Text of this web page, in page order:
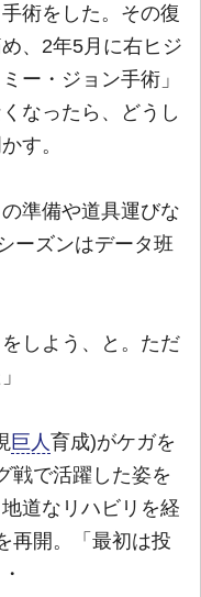
術をした。その復
、2年5月に右ヒジ
ー・ジョン手術」
なったら、どうし
す。
準備や道具運びな
ーズンはデータ班
しよう、と。ただ
巨人 育成)がケガを
戦で活躍した姿を
道なリハビリを経
再開。「最初は投